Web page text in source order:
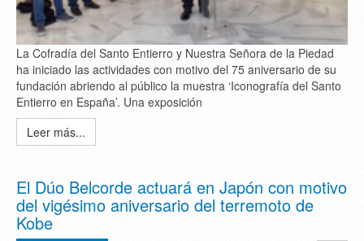
La Cofradía del Santo Entierro y Nuestra Señora de la Piedad
ha iniciado las actividades con motivo del 75 aniversario de su
fundación abriendo al público la muestra ‘Iconografía del Santo
Entierro en España’. Una exposición
Leer más...
El Dúo Belcorde actuará en Japón con motivo
del vigésimo aniversario del terremoto de
Kobe